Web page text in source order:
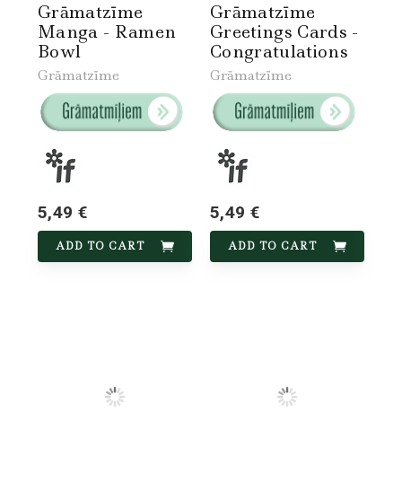
Grāmatzīme
Manga - Ramen
Bowl
Grāmatzīme
5,49 €
ADD TO CART
Grāmatzīme
Greetings Cards -
Congratulations
Grāmatzīme
5,49 €
ADD TO CART